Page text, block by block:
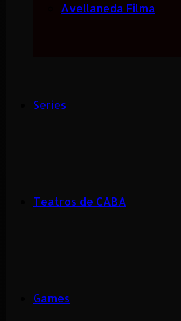
Avellaneda Filma
Series
Teatros de CABA
Games